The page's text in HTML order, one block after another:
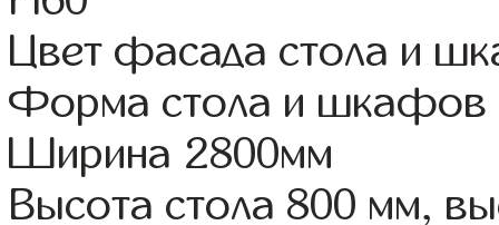
Цвет фасада стола и
Форма стола и шкафов
Ширина 2800мм
Высота стола 800 мм,